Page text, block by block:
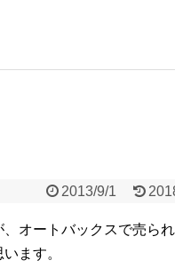
2013/9/1
オートバックスで売ら
ます。